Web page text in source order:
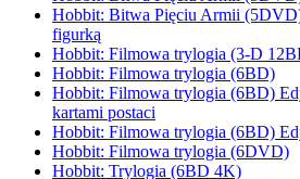
Hobbit: Bitwa Pięciu Armii
figurką
Hobbit: Filmowa trylogia (3-D
Hobbit: Filmowa trylogia (6BD)
Hobbit: Filmowa trylogia (6BD)
kartami postaci
Hobbit: Filmowa trylogia (6BD)
Hobbit: Filmowa trylogia (6DVD)
Hobbit: Trylogia (6BD 4K)